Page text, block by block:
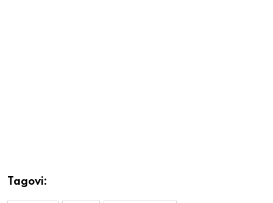
Tagovi: